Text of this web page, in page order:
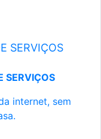
SERVIÇOS
SERVIÇOS
internet, sem